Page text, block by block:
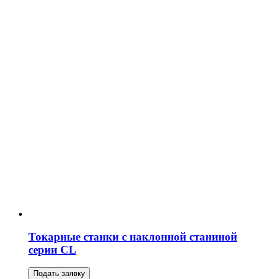
Токарные станки с наклонной станиной
серии CL
Подать заявку